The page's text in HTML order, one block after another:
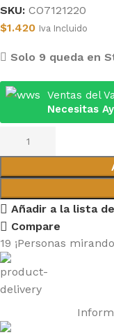
SKU: CO7121220
$1.420 Iva Incluido
Solo 9 queda en
Ventas del
Necesitas
Añadir a la lista
Compare
19 ¡Personas